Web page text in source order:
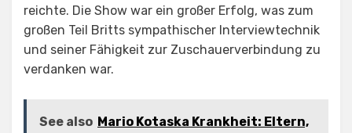
reichte. Die Show war ein großer Erfolg, was zum
großen Teil Britts sympathischer Interviewtechnik
und seiner Fähigkeit zur Zuschauerverbindung zu
verdanken war.
See also Mario Kotaska Krankheit: Eltern,